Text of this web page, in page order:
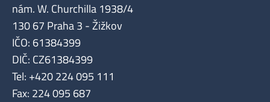
nám. W. Churchilla 1938/4
130 67 Praha 3 - Žižkov
IČO: 61384399
DIČ: CZ61384399
Tel: +420 224 095 111
Fax: 224 095 687